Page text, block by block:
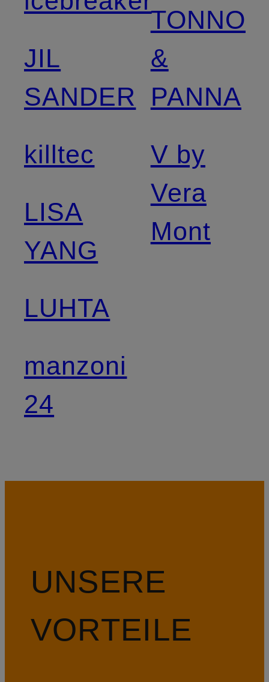
JIL
SANDER
killtec
LISA
YANG
LUHTA
manzoni
24
TONNO
&
PANNA
V by
Vera
Mont
UNSERE
VORTEILE